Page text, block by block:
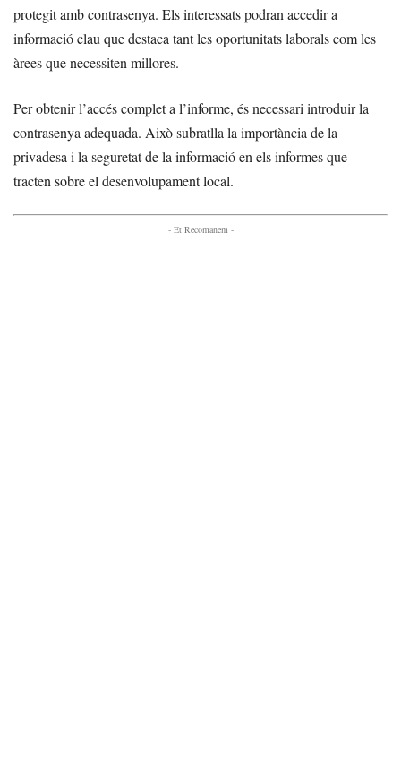
protegit amb contrasenya. Els interessats podran accedir a
informació clau que destaca tant les oportunitats laborals com les
àrees que necessiten millores.
Per obtenir l’accés complet a l’informe, és necessari introduir la
contrasenya adequada. Això subratlla la importància de la
privadesa i la seguretat de la informació en els informes que
tracten sobre el desenvolupament local.
- Et Recomanem -